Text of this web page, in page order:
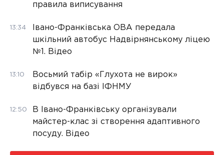
правила виписування
13:34
Івано-Франківська ОВА передала
шкільний автобус Надвірнянському ліцею
№1. Відео
13:10
Восьмий табір «Глухота не вирок»
відбувся на базі ІФНМУ
12:50
В Івано-Франківську організували
майстер-клас зі створення адаптивного
посуду. Відео